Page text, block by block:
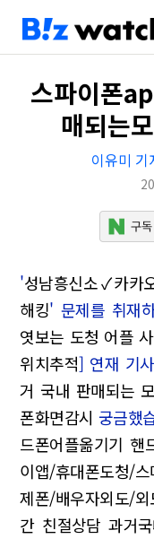
스파이폰
매되는
이유미 기
'성남흥신소✓카카
해킹' 문제를 취재
엿보는 도청 어플
위치추적] 연재 기
거 국내 판매되는
폰화면감시 궁금했
드폰어플옮기기 핸
이앱/휴대폰도청/
제폰/배우자외도/외
간 친절상담 과거